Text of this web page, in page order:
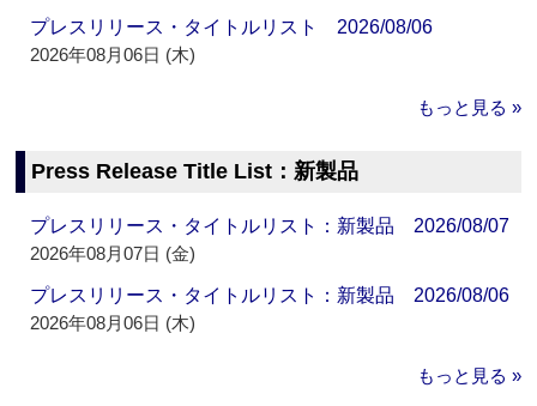
プレスリリース・タイトルリスト 2026/08/06
2026年08月06日 (木)
もっと見る »
Press Release Title List：新製品
プレスリリース・タイトルリスト：新製品 2026/08/07
2026年08月07日 (金)
プレスリリース・タイトルリスト：新製品 2026/08/06
2026年08月06日 (木)
もっと見る »